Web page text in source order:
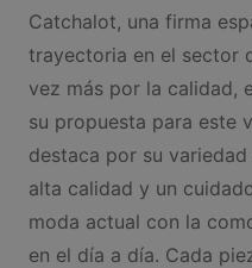
Catchalot, una firma
trayectoria en el sector
vez más por la calidad,
su propuesta para este
destaca por su
alta calidad y un
moda actual con la
en el día a día. Cada